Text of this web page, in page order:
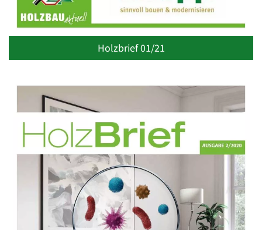
Holzbrief 01/21